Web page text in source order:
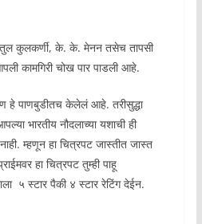
कुलकर्णी, के. के. मेनन तसेच तापसी
कामगिरी चोख पार पाडली आहे.
हे पाणबुडीतच केलेलं आहे. तरीसुद्धा
भारतीय नौदलाच्या यशाची ही
नाही. म्हणून हा चित्रपट जास्तीत जास्त
हा चित्रपट तुम्ही पाहू
५ स्टार पैकी ४ स्टार रेटिंग देईन.